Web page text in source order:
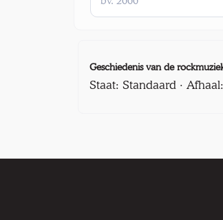
Geschiedenis van de
Staat: Standaard ·